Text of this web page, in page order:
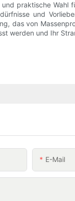
praktische
und
das von
werden und Ihr
E-Mail